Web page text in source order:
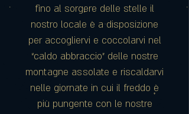
fino al sorgere delle stelle il
nostro locale è a disposizione
per accogliervi e coccolarvi nel
“caldo abbraccio” delle nostre
montagne assolate e riscaldarvi
nelle giornate in cui il freddo è
più pungente con le nostre